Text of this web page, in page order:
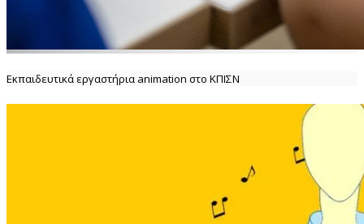
Εκπαιδευτικά εργαστήρια animation στο ΚΠΙΣΝ